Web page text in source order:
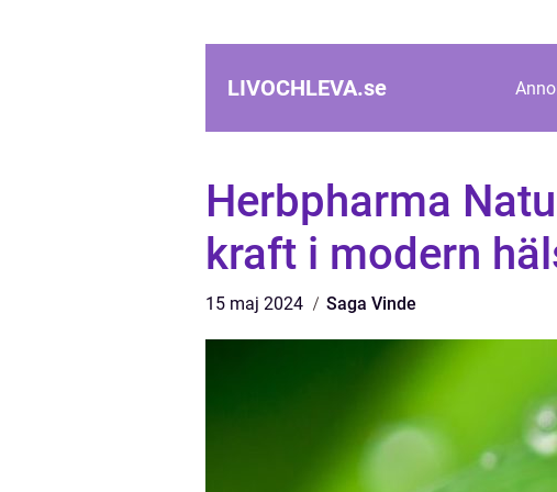
LIVOCHLEVA.se
Herbpharma
kraft i modern
15 maj 2024 Saga Vinde